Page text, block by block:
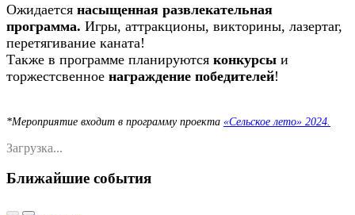
Ожидается насыщенная развлекательная
программа. Игры, аттракционы, викторины, лазертаг,
перетягивание каната!
Также в программе планируются конкурсы и
торжестсвенное награждение победителей!
*Мероприятие входит в программу проекта «Сельское лето» 2024.
Загрузка...
Ближайшие события